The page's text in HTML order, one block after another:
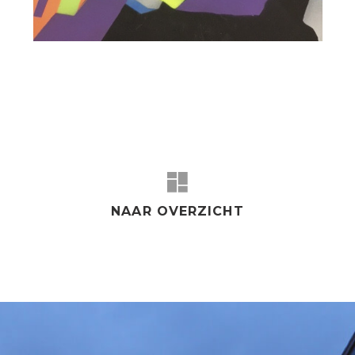
NAAR OVERZICHT